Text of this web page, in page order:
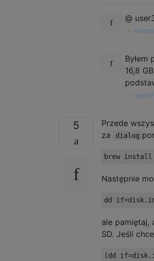
@
16,8
5 Przede
za
dialog
brew install
Następnie
dd if=disk.
ale pamiętaj,
SD. Jeśli
(dd if=disk.